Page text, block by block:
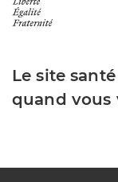
Le site
quand vous